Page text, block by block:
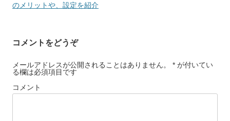
ナ
ー
シ
ョ
ン
のメリットや、設定を紹介
コメントをどうぞ
メールアドレスが公開されることはありません。 * が付いてい
る欄は必須項目です
コメント